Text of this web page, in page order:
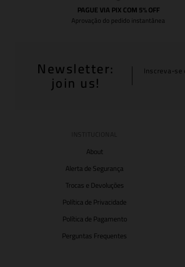
PAGUE VIA PIX COM 5% OFF
Aprovação do pedido instantânea
Newsletter:
join us! Inscreva-se
About
Alerta de Segurança
Trocas e Devoluções
Política de Privacidade
Política de Pagamento
Perguntas Frequentes